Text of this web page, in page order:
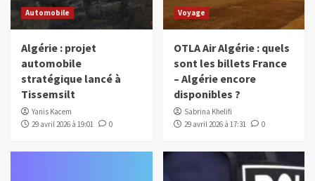
Automobile
Algérie : projet
automobile
stratégique lancé à
Tissemsilt
Yanis Kacem
29 avril 2026 à 19:01
0
Voyage
OTLA Air Algérie : quels
sont les billets France
– Algérie encore
disponibles ?
Sabrina Khelifi
29 avril 2026 à 17:31
0